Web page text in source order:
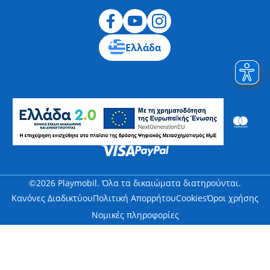
Ελλάδα
©2026 Playmobil. Όλα τα δικαιώματα διατηρούνται.
Κανόνες ΔιαδικτύουΠολιτική ΑπορρήτουCookiesΌροι χρήσης
Νομικές πληροφορίες